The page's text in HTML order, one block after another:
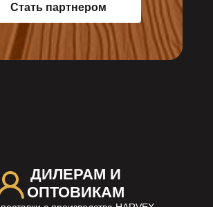
Стать партнером
ДИЛЕРАМ И
ОПТОВИКАМ